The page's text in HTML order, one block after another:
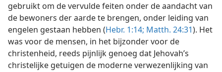
gebruikt om de vervulde feiten onder de aandacht van
de bewoners der aarde te brengen, onder leiding van
engelen gestaan hebben (Hebr. 1:14; Matth. 24:31). Het
was voor de mensen, in het bijzonder voor de
christenheid, reeds pijnlijk genoeg dat Jehovah’s
christelijke getuigen de moderne verwezenlijking van